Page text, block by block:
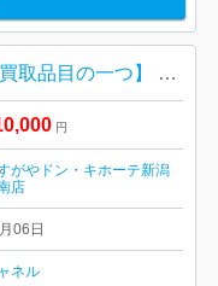
【ブランド強化買取品目の一つ】 CHANEL トートバッグ 復刻トート キャビアスキン
円
がやドン・キホーテ新潟
店
06日
ネル